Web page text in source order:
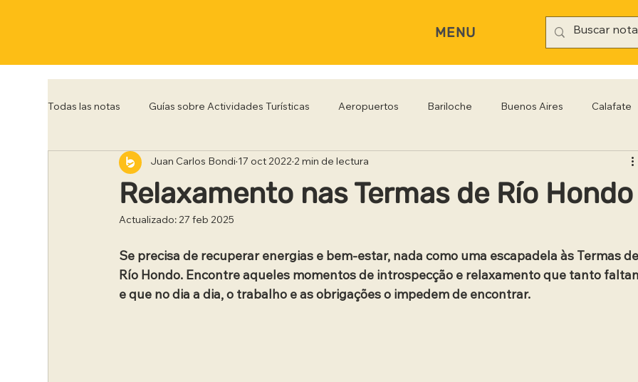
MENU
Todas las notas Guías sobre Actividades Turísticas Aeropuertos Bariloche Buenos Aires Calafate
Corrientes Entre Rios Florianópolis
Punta del Este
Tucumán Ushuaia
Relaxamento nas Termas de Río Hondo
Juan Carlos Bondi 17 oct 2022 2 min de lectura
Actualizado:27 feb 2025
Se precisa de recuperar energias e bem-estar, nada como uma escapadela às Termas de
Río Hondo. Encontre aqueles momentos de introspecção e relaxamento que tanto
e que no dia a dia, o trabalho e as obrigações o impedem de encontrar.